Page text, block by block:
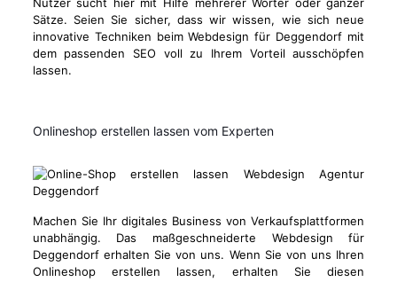
Sätze. Seien Sie sicher, dass wir wissen, wie sich neue
innovative Techniken beim Webdesign für Deggendorf mit
dem passenden SEO voll zu Ihrem Vorteil ausschöpfen
lassen.
Onlineshop erstellen lassen vom Experten
Machen Sie Ihr digitales Business von Verkaufsplattformen
unabhängig. Das maßgeschneiderte Webdesign für
Deggendorf erhalten Sie von uns. Wenn Sie von uns Ihren
Onlineshop erstellen lassen, erhalten Sie diesen